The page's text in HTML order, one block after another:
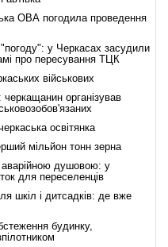
ОВА погодила проведення
у Черкасах засудили
про пересування ТЦК
військових
організував
освітянка
мільйон тонн зерна
аварійною душовою: у
для переселенців
шкіл і дитсадків: де вже
будинку,